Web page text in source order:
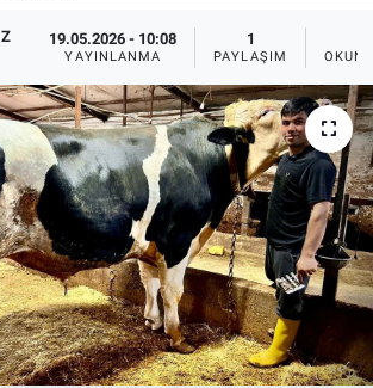
19.05.2026 - 10:08
YAYINLANMA
1
PAYLAŞIM